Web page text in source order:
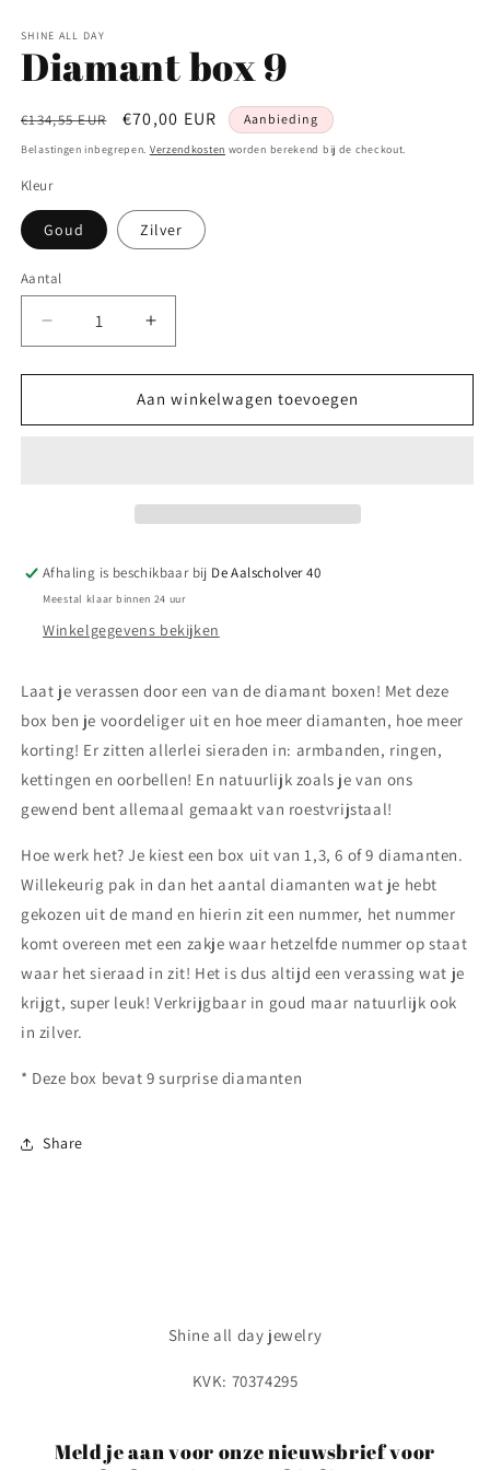
SHINE ALL DAY
Diamant box 9
Normale
prijs
€134,55 EUR Aanbiedingsprijs
€70,00 EUR Aanbieding
Belastingen inbegrepen. Verzendkosten worden berekend bij de checkout.
Kleur
Goud Zilver
Aantal
Aantal
Aantal
verlagen
voor
box
Aantal
verhogen
voor
Diamant
box
Aan winkelwagen toevoegen
Afhaling is beschikbaar bij De Aalscholver 40
Meestal klaar binnen 24 uur
Winkelgegevens bekijken
Laat je verassen door een van de diamant boxen! Met deze
box ben je voordeliger uit en hoe meer diamanten, hoe meer
korting! Er zitten allerlei sieraden in: armbanden, ringen,
kettingen en oorbellen! En natuurlijk zoals je van ons
gewend bent allemaal gemaakt van roestvrijstaal!
Hoe werk het? Je kiest een box uit van 1,3, 6 of 9 diamanten.
Willekeurig pak in dan het aantal diamanten wat je hebt
gekozen uit de mand en hierin zit een nummer, het nummer
komt overeen met een zakje waar hetzelfde nummer op staat
waar het sieraad in zit! Het is dus altijd een verassing wat je
krijgt, super leuk! Verkrijgbaar in goud maar natuurlijk ook
in zilver.
* Deze box bevat 9 surprise diamanten
Share
Shine all day jewelry
KVK: 70374295
Meld je aan voor onze nieuwsbrief voor